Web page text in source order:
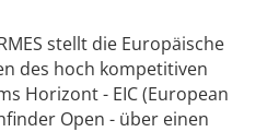
stellt die Europäische
des hoch kompetitiven
Horizont - EIC (European
Open - über einen